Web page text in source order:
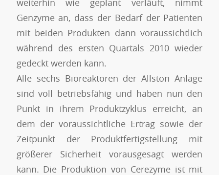
Genzyme an, dass der Bedarf der Patienten
mit beiden Produkten dann voraussichtlich
während des ersten Quartals 2010 wieder
gedeckt werden kann.
Alle sechs Bioreaktoren der Allston Anlage
sind voll betriebsfähig und haben nun den
Punkt in ihrem Produktzyklus erreicht, an
dem der voraussichtliche Ertrag sowie der
Zeitpunkt der Produktfertigstellung mit
größerer Sicherheit vorausgesagt werden
kann. Die Produktion von Cerezyme ist mit